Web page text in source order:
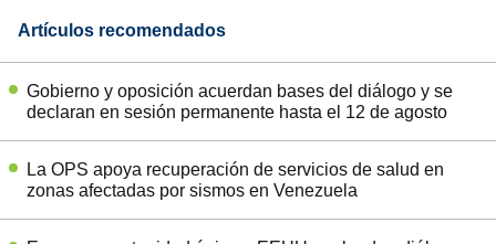
Artículos recomendados
Gobierno y oposición acuerdan bases del diálogo y se
declaran en sesión permanente hasta el 12 de agosto
La OPS apoya recuperación de servicios de salud en
zonas afectadas por sismos en Venezuela